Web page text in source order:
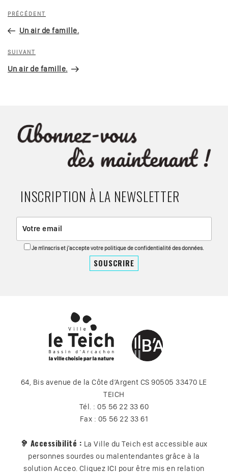
Navigation
l’article
Article
précédent
PRÉCÉDENT
Un air de famille.
Article
suivant
SUIVANT
Un air de famille.
INSCRIPTION À LA NEWSLETTER
Je m'inscris et j'accepte votre politique de confidentialité des données.
64, Bis avenue de la Côte d’Argent CS 90505 33470 LE
TEICH
Tél. : 05 56 22 33 60
Fax : 05 56 22 33 61
🦻 Accessibilité : La Ville du Teich est accessible aux
personnes sourdes ou malentendantes grâce à la
solution Acceo. Cliquez ICI pour être mis en relation